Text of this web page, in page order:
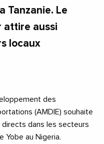
Tanzanie. Le
attire aussi
locaux
des
(AMDIE) souhaite
dans les secteurs
Yobe au Nigeria.